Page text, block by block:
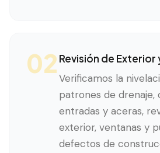
02 Revisión de Exterior
Verificamos la
patrones de drenaje,
entradas y aceras,
exterior, ventanas y
defectos de